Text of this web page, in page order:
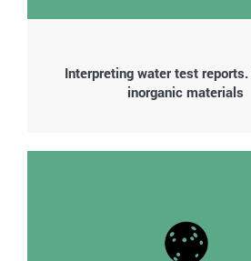
Interpreting water test
inorganic materials